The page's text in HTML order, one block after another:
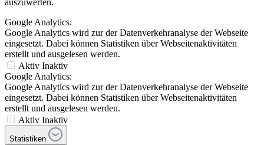
Google Analytics:
Google Analytics wird zur der Datenverkehranalyse der Webseite
eingesetzt. Dabei können Statistiken über Webseitenaktivitäten
erstellt und ausgelesen werden.
Aktiv Inaktiv
Google Analytics:
Google Analytics wird zur der Datenverkehranalyse der Webseite
eingesetzt. Dabei können Statistiken über Webseitenaktivitäten
erstellt und ausgelesen werden.
Aktiv Inaktiv
Statistiken